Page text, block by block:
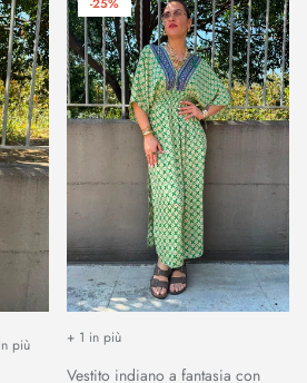
più
Vestito indiano a fantasia con
+ 1 in più